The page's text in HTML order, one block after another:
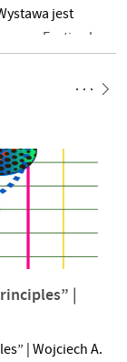
jest
Festiwalu
na
tragiczne,
uczestników do
powinny
|
| Wojciech A.